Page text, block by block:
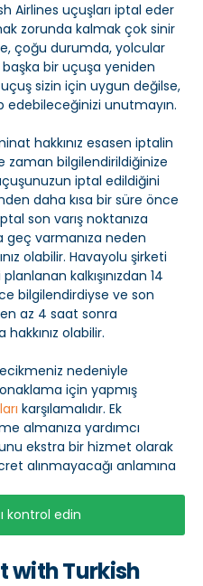
Airlines uçuşları iptal eder
zorunda kalmak çok sinir
çoğu durumda, yolcular
bir uçuşa yeniden
sizin için uygun değilse,
edebileceğinizi unutmayın.
hakkınız esasen iptalin
zaman bilgilendirildiğinize
iptal edildiğini
daha kısa bir süre önce
son varış noktanıza
varmanıza neden
olabilir. Havayolu şirketi
kalkışınızdan 14
bilgilendirdiyse ve son
az 4 saat sonra
olabilir.
nedeniyle
için yapmış
karşılamalıdır. Ek
almanıza yardımcı
ekstra bir hizmet olarak
alınmayacağı anlamına
kontrol edin
with Turkish